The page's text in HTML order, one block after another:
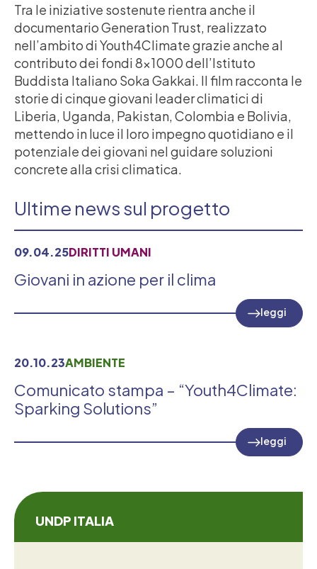
Tra le iniziative sostenute rientra anche il
documentario Generation Trust, realizzato
nell’ambito di Youth4Climate grazie anche al
contributo dei fondi 8×1000 dell’Istituto
Buddista Italiano Soka Gakkai. Il film racconta le
storie di cinque giovani leader climatici di
Liberia, Uganda, Pakistan, Colombia e Bolivia,
mettendo in luce il loro impegno quotidiano e il
potenziale dei giovani nel guidare soluzioni
concrete alla crisi climatica.
Ultime news sul progetto
09.04.25DIRITTI UMANI
Giovani in azione per il clima
leggi
20.10.23AMBIENTE
Comunicato stampa – “Youth4Climate:
Sparking Solutions”
leggi
UNDP ITALIA